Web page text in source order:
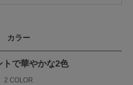
カラー
トで華やかな2色
2 COLOR